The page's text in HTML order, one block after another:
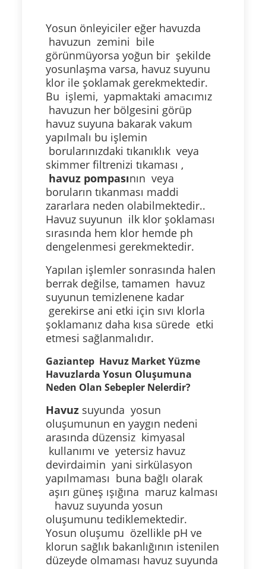
Yosun önleyiciler eğer havuzda
havuzun zemini bile
görünmüyorsa yoğun bir şekilde
yosunlaşma varsa, havuz suyunu
klor ile şoklamak gerekmektedir.
Bu işlemi, yapmaktaki amacımız
havuzun her bölgesini görüp
havuz suyuna bakarak vakum
yapılmalı bu işlemin
borularınızdaki tıkanıklık veya
skimmer filtrenizi tıkaması ,
havuz pompasının veya
boruların tıkanması maddi
zararlara neden olabilmektedir..
Havuz suyunun ilk klor şoklaması
sırasında hem klor hemde ph
dengelenmesi gerekmektedir.
Yapılan işlemler sonrasında halen
berrak değilse, tamamen havuz
suyunun temizlenene kadar
gerekirse ani etki için sıvı klorla
şoklamanız daha kısa sürede etki
etmesi sağlanmalıdır.
Gaziantep Havuz Market Yüzme
Havuzlarda Yosun Oluşumuna
Neden Olan Sebepler Nelerdir?
Havuzsuyunda yosun
oluşumunun en yaygın nedeni
arasında düzensiz kimyasal
kullanımı ve yetersiz havuz
devirdaimin yani sirkülasyon
yapılmaması buna bağlı olarak
aşırı güneş ışığına maruz kalması
havuz suyunda yosun
oluşumunu tediklemektedir.
Yosun oluşumu özellikle pH ve
klorun sağlık bakanlığının istenilen
düzeyde olmaması havuz suyunda